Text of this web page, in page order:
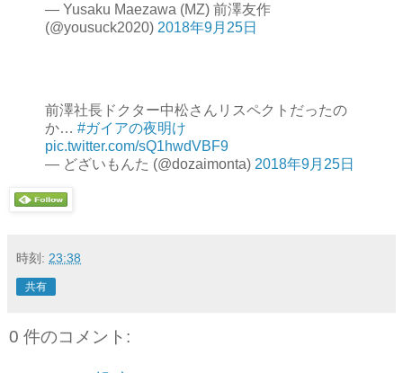
— Yusaku Maezawa (MZ) 前澤友作
(@yousuck2020) 2018年9月25日
前澤社長ドクター中松さんリスペクトだったの
か… #ガイアの夜明け
pic.twitter.com/sQ1hwdVBF9
— どざいもんた (@dozaimonta) 2018年9月25日
時刻: 23:38
共有
0 件のコメント: